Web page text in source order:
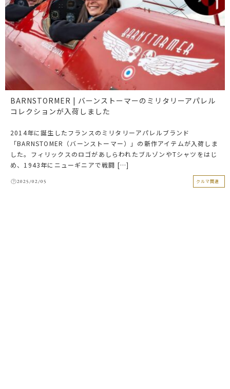
BARNSTORMER | バーンストーマーのミリタリーアパレル
コレクションが入荷しました
2014年に誕生したフランスのミリタリーアパレルブランド
「BARNSTOMER（バーンストーマー）」の新作アイテムが入荷しま
した。フィリックスのロゴがあしらわれたブルゾンやTシャツをはじ
め、1943年にニューギニアで戦闘 […]
2025/02/05 クルマ関連